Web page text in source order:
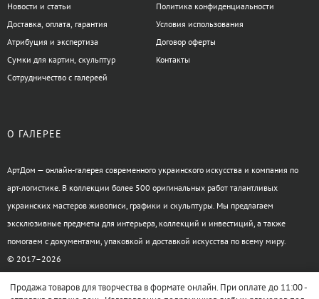
Новости и статьи
Доставка, оплата, гарантия
Атрибуция и экспертиза
Сумки для картин, скульптур
Сотрудничество с галереей
Политика конфиденциальности
Условия использования
Договор оферты
Контакты
О ГАЛЕРЕЕ
АртДом — онлайн-галерея современного украинского искусства и компания по
арт-логистике. В коллекции более 500 оригинальных работ талантливых
украинских мастеров живописи, графики и скульптуры. Мы предлагаем
эксклюзивные предметы для интерьера, коллекций и инвестиций, а также
помогаем с документами, упаковкой и доставкой искусства по всему миру.
© 2017–2026
Продажа товаров для творчества в формате онлайн. При оплате до 11:00 -